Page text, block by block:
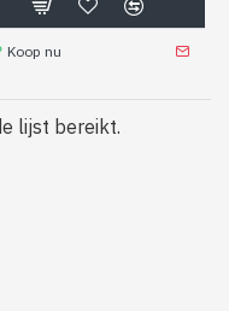
Koop nu
lijst bereikt.